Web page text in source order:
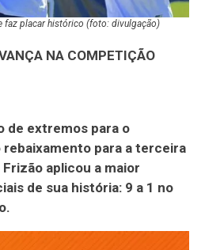
faz placar histórico (foto: divulgação)
NA COMPETIÇÃO
de extremos para o
para a terceira
aplicou a maior
de sua história: 9 a 1 no